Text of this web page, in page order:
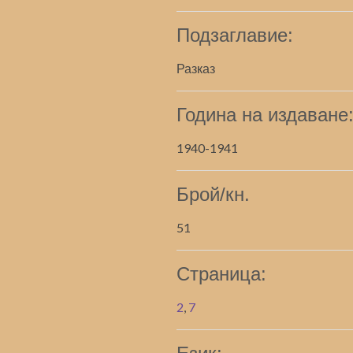
Подзаглавие:
Разказ
Година на издаване:
1940-1941
Брой/кн.
51
Страница:
2, 7